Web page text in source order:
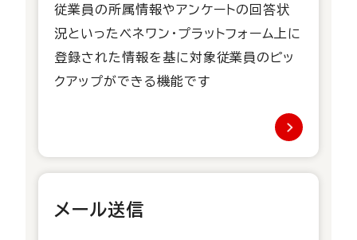
従業員の所属情報やアンケートの回答状
況といったベネワン・プラットフォーム上に
登録された情報を基に対象従業員のピッ
クアップができる機能です
メール送信